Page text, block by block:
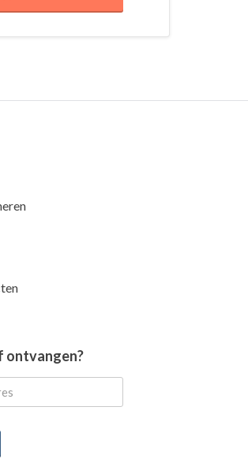
ontvangen?